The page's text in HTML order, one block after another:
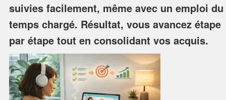
suivies facilement, même avec un emploi du
temps chargé. Résultat, vous avancez étape
par étape tout en consolidant vos acquis.